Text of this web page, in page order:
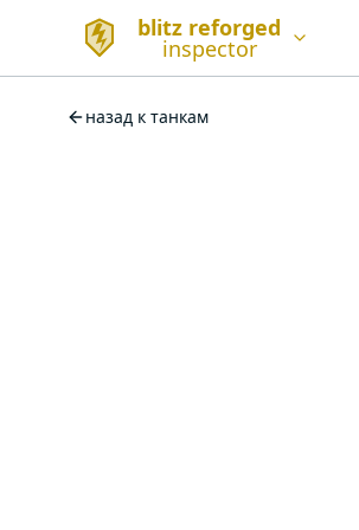
blitz reforged
inspector
назад к танкам